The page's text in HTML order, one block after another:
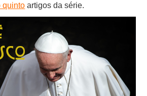
quinto artigos da série.